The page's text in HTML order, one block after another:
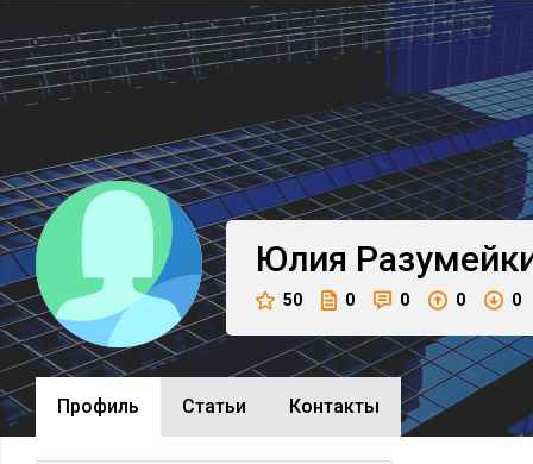
Юлия
50 0 0 0 0
Профиль Cтатьи Контакты